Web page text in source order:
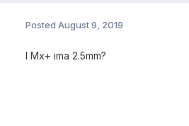
Posted August 9, 2019
I Mx+ ima 2.5mm?